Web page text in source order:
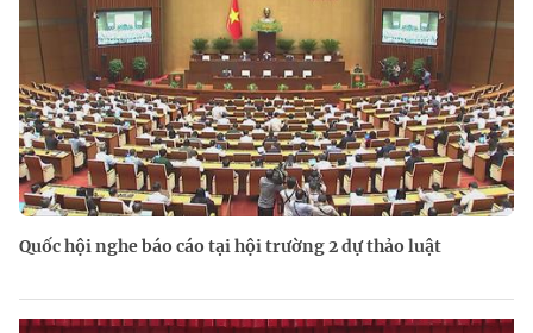
Quốc hội nghe báo cáo tại hội trường 2 dự thảo luật